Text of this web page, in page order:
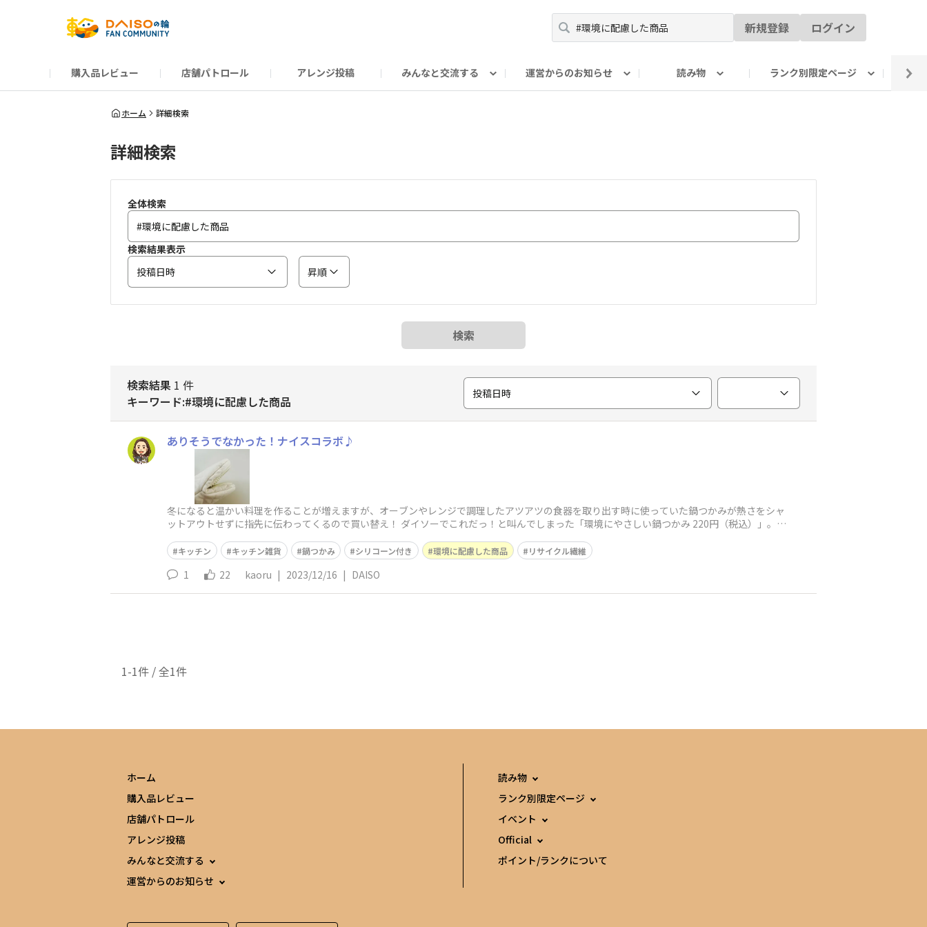
新規登録 ログイン
購入品レビュー 店舗パトロール アレンジ投稿 みんなと交流する
だんぜんトーク
運営からのお知らせ
運営からのお知らせ
読み物
ーSP Blogー
ランク別限定ページ
プレゼントキャンペーン
1周年記念キャンペーン
公式ホームページ
ホーム 詳細検索
詳細検索
全体検索
検索結果表示
投稿日時
昇順
検索
検索結果 1 件
キーワード:#環境に配慮した商品
投稿日時
ありそうでなかった！ナイスコラボ♪
冬になると温かい料理を作ることが増えますが、オーブンやレンジで調理したアツアツの食器を取り出す時に使っていた鍋つかみが熱さをシャ
ットアウトせずに指先に伝わってくるので買い替え！ ダイソーでこれだっ！と叫んでしまった「環境にやさしい鍋つかみ 220円（税込）」。見
キッチン キッチン雑貨 鍋つかみ シリコーン付き 環境に配慮した商品 リサイクル繊維
1 22 kaoru | 2023/12/16 | DAISO
1-1件 / 全1件
ホーム
購入品レビュー
店舗パトロール
アレンジ投稿
みんなと交流する
運営からのお知らせ
読み物
ランク別限定ページ
イベント
Official
ポイント/ランクについて